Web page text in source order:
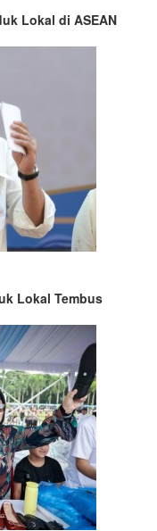
Lokal di ASEAN
Lokal Tembus